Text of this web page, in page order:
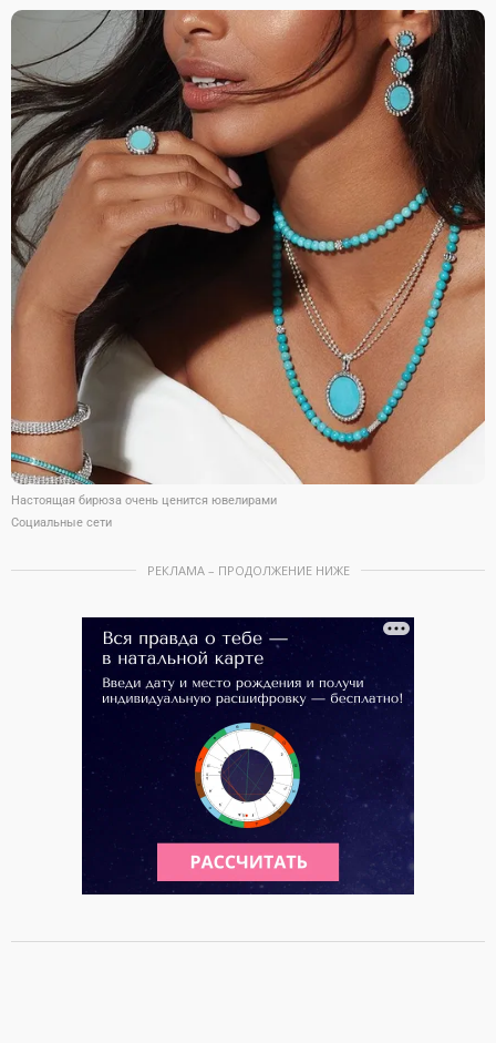
Настоящая бирюза очень ценится ювелирами
Социальные сети
РЕКЛАМА – ПРОДОЛЖЕНИЕ НИЖЕ